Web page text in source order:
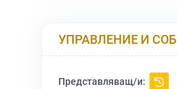
УПРАВЛЕНИЕ И
Представляващ/и: